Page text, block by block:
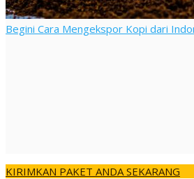
Begini Cara Mengekspor Kopi dari
KIRIMKAN PAKET ANDA SEKARANG